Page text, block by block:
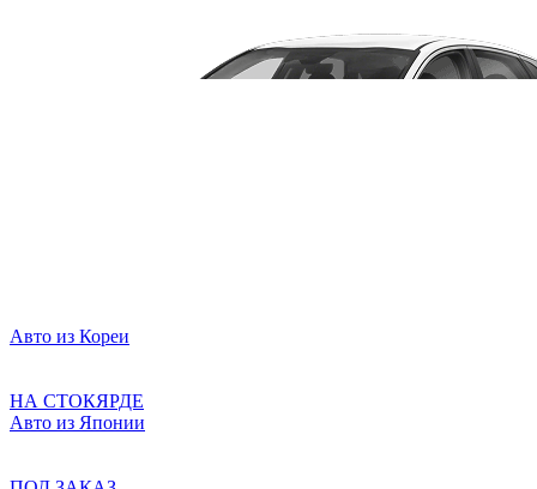
Авто из Кореи
НА СТОКЯРДЕ
Авто из Японии